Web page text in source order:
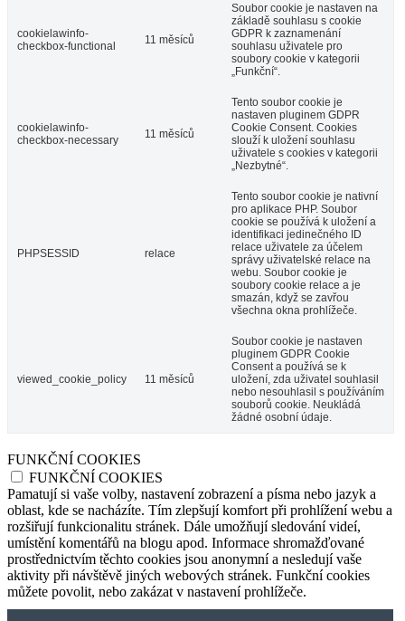
cookielawinfo-
checkbox-functional
11 měsíců
Soubor cookie je nastaven na
základě souhlasu s cookie
GDPR k zaznamenání
souhlasu uživatele pro
soubory cookie v kategorii
„Funkční“.
cookielawinfo-
checkbox-necessary
11 měsíců
Tento soubor cookie je
nastaven pluginem GDPR
Cookie Consent. Cookies
slouží k uložení souhlasu
uživatele s cookies v kategorii
„Nezbytné“.
PHPSESSID relace
Tento soubor cookie je nativní
pro aplikace PHP. Soubor
cookie se používá k uložení a
identifikaci jedinečného ID
relace uživatele za účelem
správy uživatelské relace na
webu. Soubor cookie je
soubory cookie relace a je
smazán, když se zavřou
všechna okna prohlížeče.
viewed_cookie_policy 11 měsíců
Soubor cookie je nastaven
pluginem GDPR Cookie
Consent a používá se k
uložení, zda uživatel souhlasil
nebo nesouhlasil s používáním
souborů cookie. Neukládá
žádné osobní údaje.
FUNKČNÍ COOKIES
FUNKČNÍ COOKIES
Pamatují si vaše volby, nastavení zobrazení a písma nebo jazyk a
oblast, kde se nacházíte. Tím zlepšují komfort při prohlížení webu a
rozšiřují funkcionalitu stránek. Dále umožňují sledování videí,
umístění komentářů na blogu apod. Informace shromažďované
prostřednictvím těchto cookies jsou anonymní a nesledují vaše
aktivity při návštěvě jiných webových stránek. Funkční cookies
můžete povolit, nebo zakázat v nastavení prohlížeče.